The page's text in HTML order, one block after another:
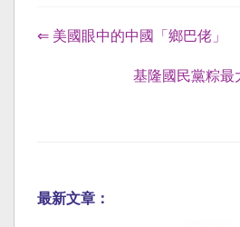
⇐ 美國眼中的中國「鄉巴佬」
基隆國民黨粽
最新文章：